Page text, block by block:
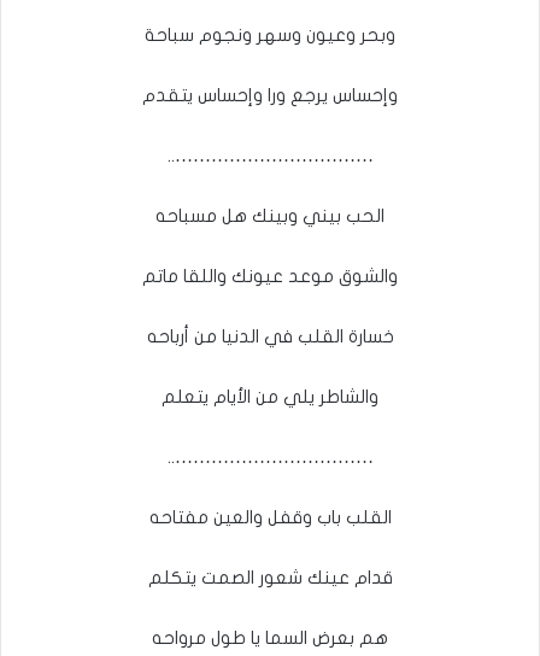
وبحر وعيون وسهر ونجوم سباحة
وإحساس يرجع ورا وإحساس يتقدم
……………………………..
الحب بيني وبينك هل مسباحه
والشوق موعد عيونك واللقا ماتم
خسارة القلب في الدنيا من أرباحه
والشاطر يلي من الأيام يتعلم
……………………………..
القلب باب وقفل والعين مفتاحه
قدام عينك شعور الصمت يتكلم
هم بعرض السما يا طول مرواحه